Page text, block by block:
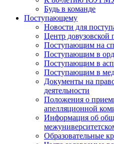
Будь в команде
Поступающему
Новости для
Центр довузовской
Поступающим на
Поступающим в
Поступающим в
Поступающим в
Документы на
деятельности
Положения о
апелляционной
Информация об
Образовательные